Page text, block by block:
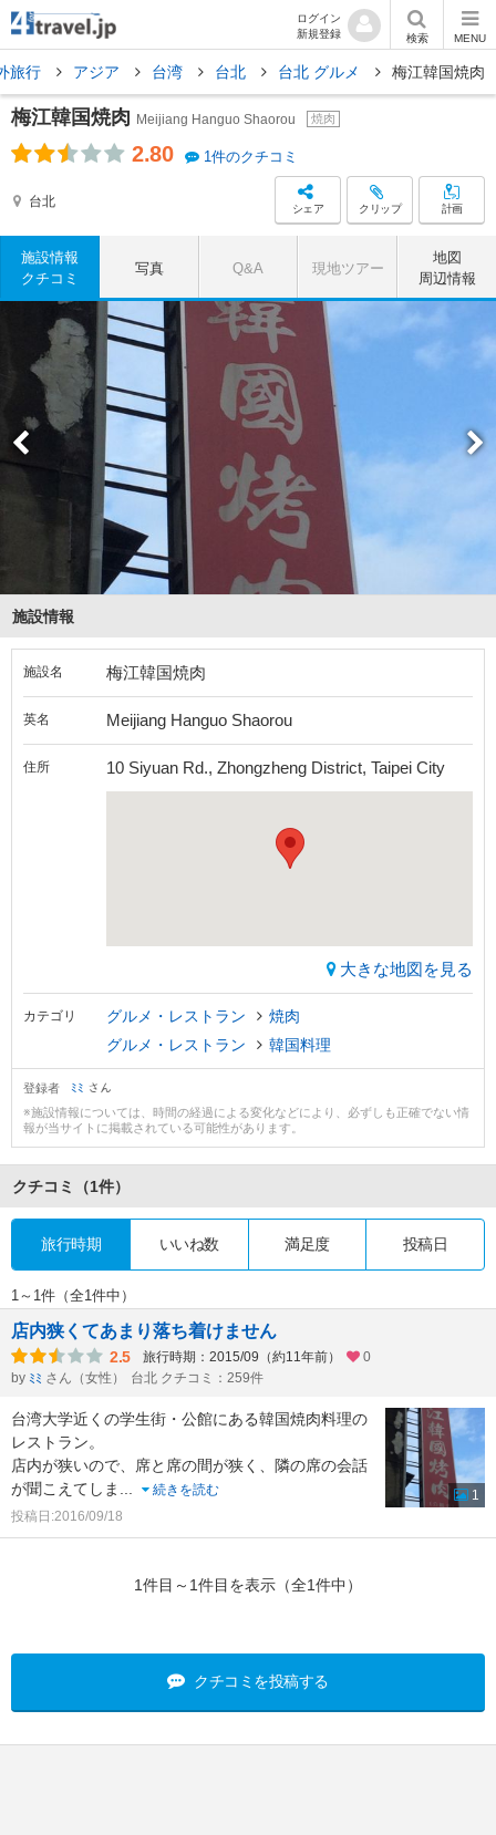
ログイン
新規登録
検索 MENU
旅行 アジア 台湾 台北 台北 グルメ 梅江韓国焼肉
梅江韓国焼肉 Meijiang Hanguo Shaorou 焼肉
2.80 1件のクチコミ
台北 シェア クリップ 計画
施設情報
クチコミ
写真 Q&A 現地ツアー
地図
周辺情報
施設情報
施設名 梅江韓国焼肉
英名 Meijiang Hanguo Shaorou
住所 10 Siyuan Rd., Zhongzheng District, Taipei City
大きな地図を見る
カテゴリ グルメ・レストラン
焼肉
グルメ・レストラン
韓国料理
登録者 ﾐﾐ さん
※施設情報については、時間の経過による変化などにより、必ずしも正確でない情
報が当サイトに掲載されている可能性があります。
クチコミ （1件）
旅行時期 いいね数 満足度 投稿日
1～1件（全1件中）
店内狭くてあまり落ち着けません
2.5 旅行時期：2015/09（約11年前）
0
by ﾐﾐ さん（女性） 台北 クチコミ：259件
台湾大学近くの学生街・公館にある韓国焼肉料理の
レストラン。
店内が狭いので、席と席の間が狭く、隣の席の会話
が聞こえてしま ...
続きを読む
投稿日:2016/09/18
1
1件目～1件目を表示（全1件中）
クチコミを投稿する